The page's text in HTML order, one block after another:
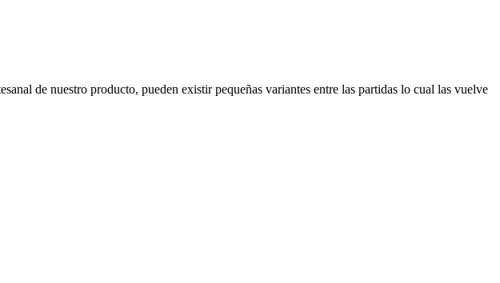
de nuestro producto, pueden existir pequeñas variantes entre las partidas lo cual las vuelve